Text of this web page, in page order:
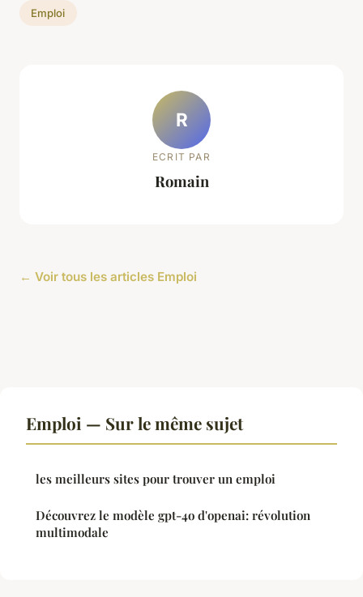
Emploi
R
ECRIT PAR
Romain
← Voir tous les articles Emploi
Emploi — Sur le même sujet
les meilleurs sites pour trouver un emploi
Découvrez le modèle gpt-4o d'openai: révolution
multimodale